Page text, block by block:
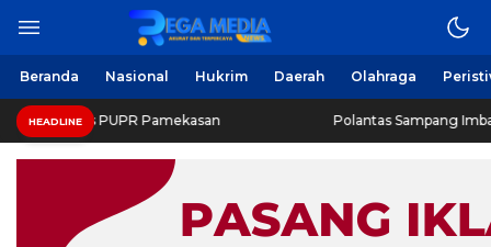
Beranda Nasional Hukrim Daerah Olahraga
HEADLINE
Pamekasan Polantas Sampang Imbau Latihan